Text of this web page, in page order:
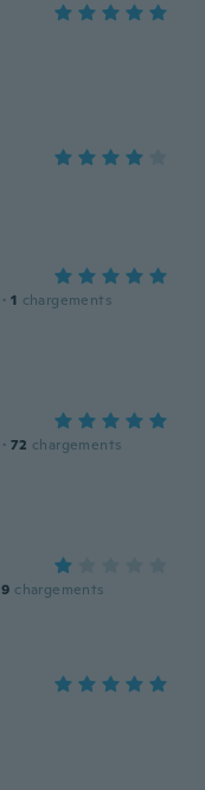
· 1 chargements
· 72 chargements
9 chargements